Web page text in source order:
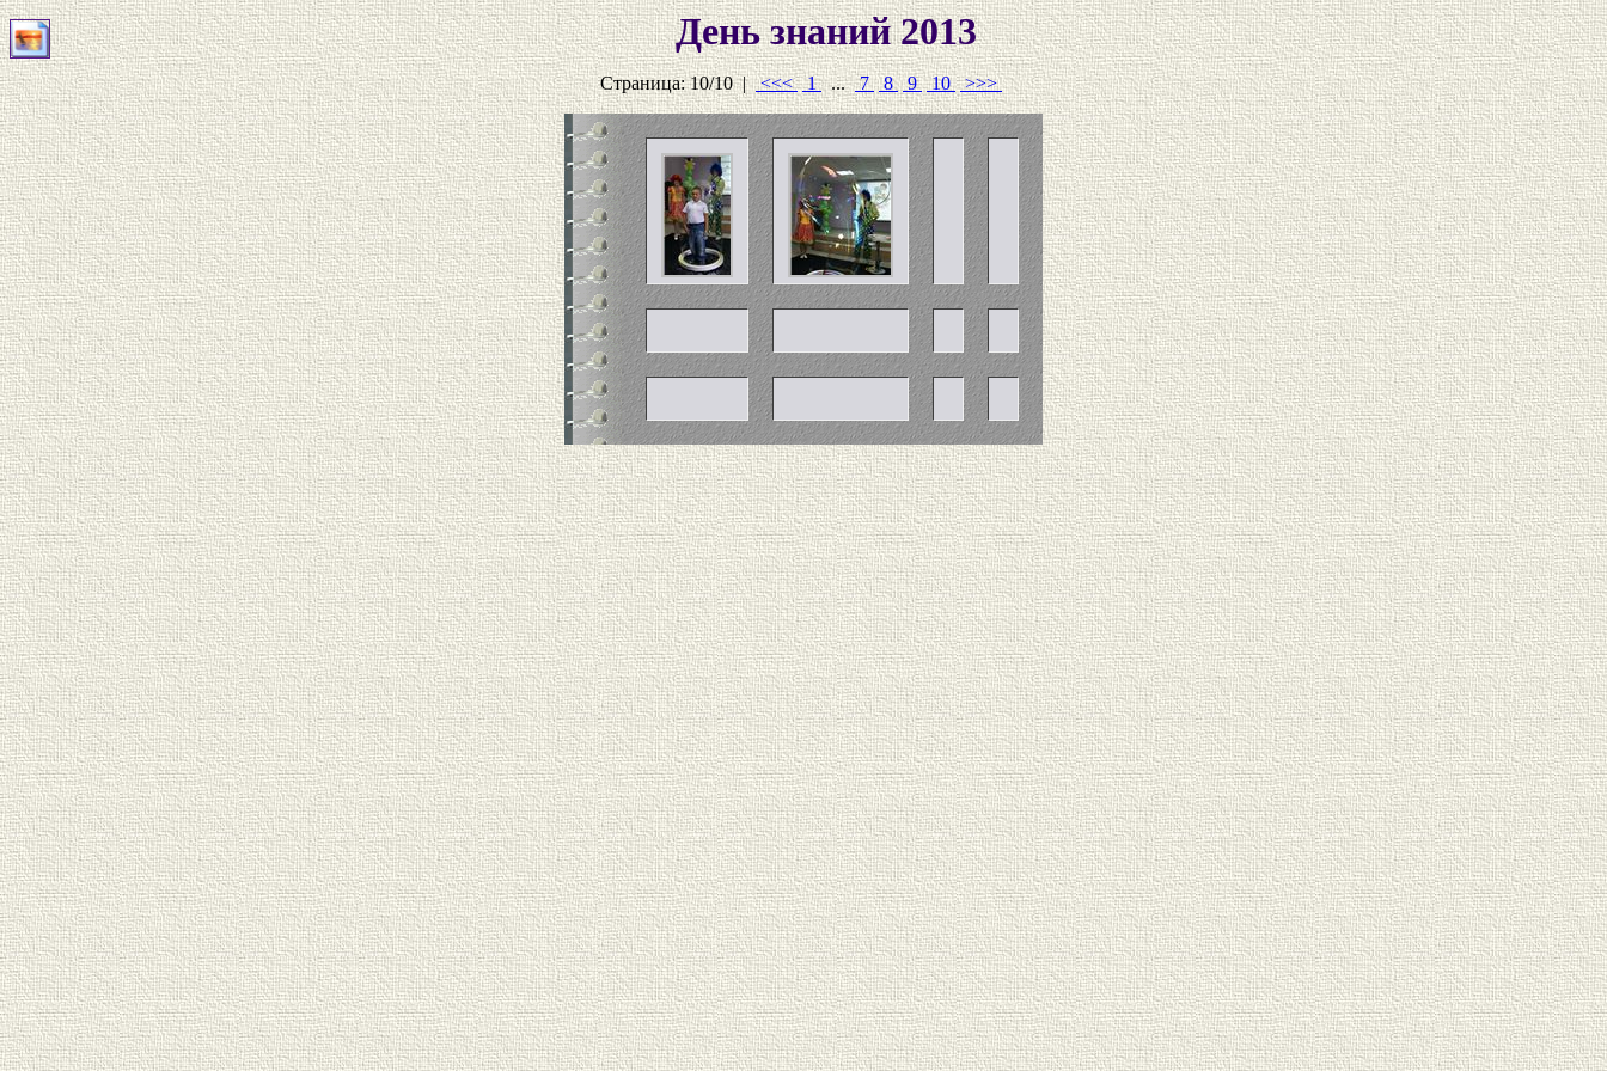
День знаний 2013
Страница: 10/10 |<<< 1...7 8 9 10 >>>